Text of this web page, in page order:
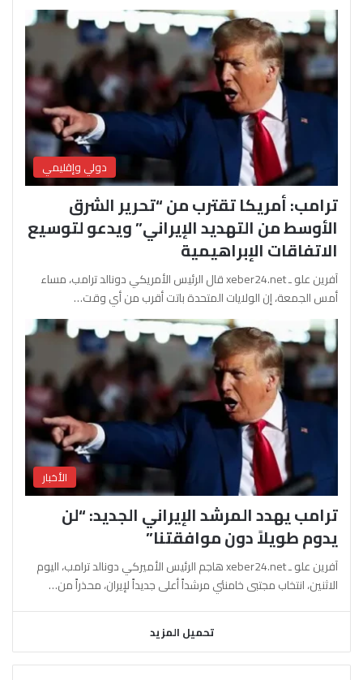
دولي وإقليمي
ترامب: أمريكا تقترب من “تحرير الشرق
الأوسط من التهديد الإيراني” ويدعو لتوسيع
الاتفاقات الإبراهيمية
آفرين علو ـ xeber24.net قال الرئيس الأمريكي دونالد ترامب، مساء
أمس الجمعة، إن الولايات المتحدة باتت أقرب من أي وقت…
الأخبار
ترامب يهدد المرشد الإيراني الجديد: “لن
يدوم طويلاً دون موافقتنا”
آفرين علو ـ xeber24.net هاجم الرئيس الأميركي دونالد ترامب، اليوم
الاثنين، انتخاب مجتبى خامنئي مرشداً أعلى جديداً لإيران، محذراً من…
تحميل المزيد